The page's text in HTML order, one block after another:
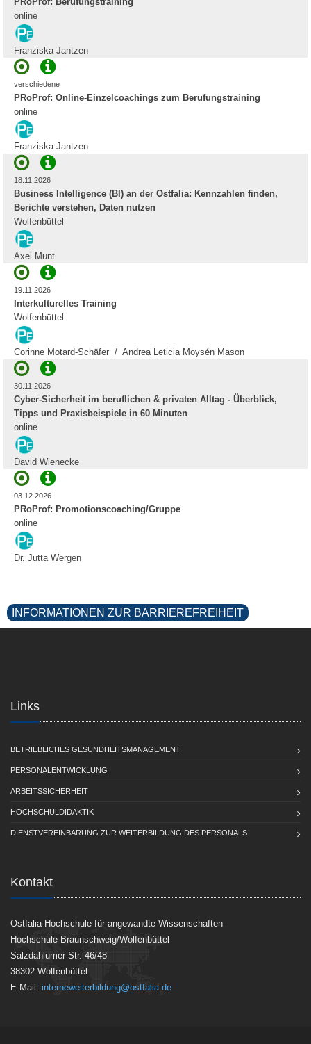
online
Franziska Jantzen
verschiedene
PRoProf: Online-Einzelcoachings zum Berufungstraining
online
Franziska Jantzen
18.11.2026
Business Intelligence (BI) an der Ostfalia: Kennzahlen finden,
Berichte verstehen, Daten nutzen
Wolfenbüttel
Axel Munt
19.11.2026
Interkulturelles Training
Wolfenbüttel
Corinne Motard-Schäfer / Andrea Leticia Moysén Mason
30.11.2026
Cyber-Sicherheit im beruflichen & privaten Alltag - Überblick,
Tipps und Praxisbeispiele in 60 Minuten
online
David Wienecke
03.12.2026
PRoProf: Promotionscoaching/Gruppe
online
Dr. Jutta Wergen
INFORMATIONEN ZUR BARRIEREFREIHEIT
Links
BETRIEBLICHES GESUNDHEITSMANAGEMENT
PERSONALENTWICKLUNG
ARBEITSSICHERHEIT
HOCHSCHULDIDAKTIK
DIENSTVEREINBARUNG ZUR WEITERBILDUNG DES PERSONALS
Kontakt
Ostfalia Hochschule für angewandte Wissenschaften
Hochschule Braunschweig/Wolfenbüttel
Salzdahlumer Str. 46/48
38302 Wolfenbüttel
E-Mail: interneweiterbildung@ostfalia.de